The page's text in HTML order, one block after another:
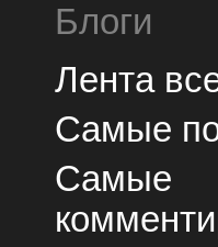
Блоги
Лента
Самые
Самые